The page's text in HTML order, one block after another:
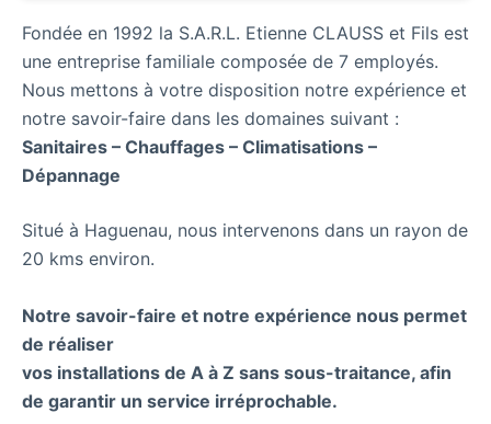
Fondée en 1992 la S.A.R.L. Etienne CLAUSS et Fils est
une entreprise familiale composée de 7 employés.
Nous mettons à votre disposition notre expérience et
notre savoir-faire dans les domaines suivant :
Sanitaires – Chauffages – Climatisations –
Dépannage
Situé à Haguenau, nous intervenons dans un rayon de
20 kms environ.
Notre savoir-faire et notre expérience nous permet
de réaliser
vos installations de A à Z sans sous-traitance, afin
de garantir un service irréprochable.